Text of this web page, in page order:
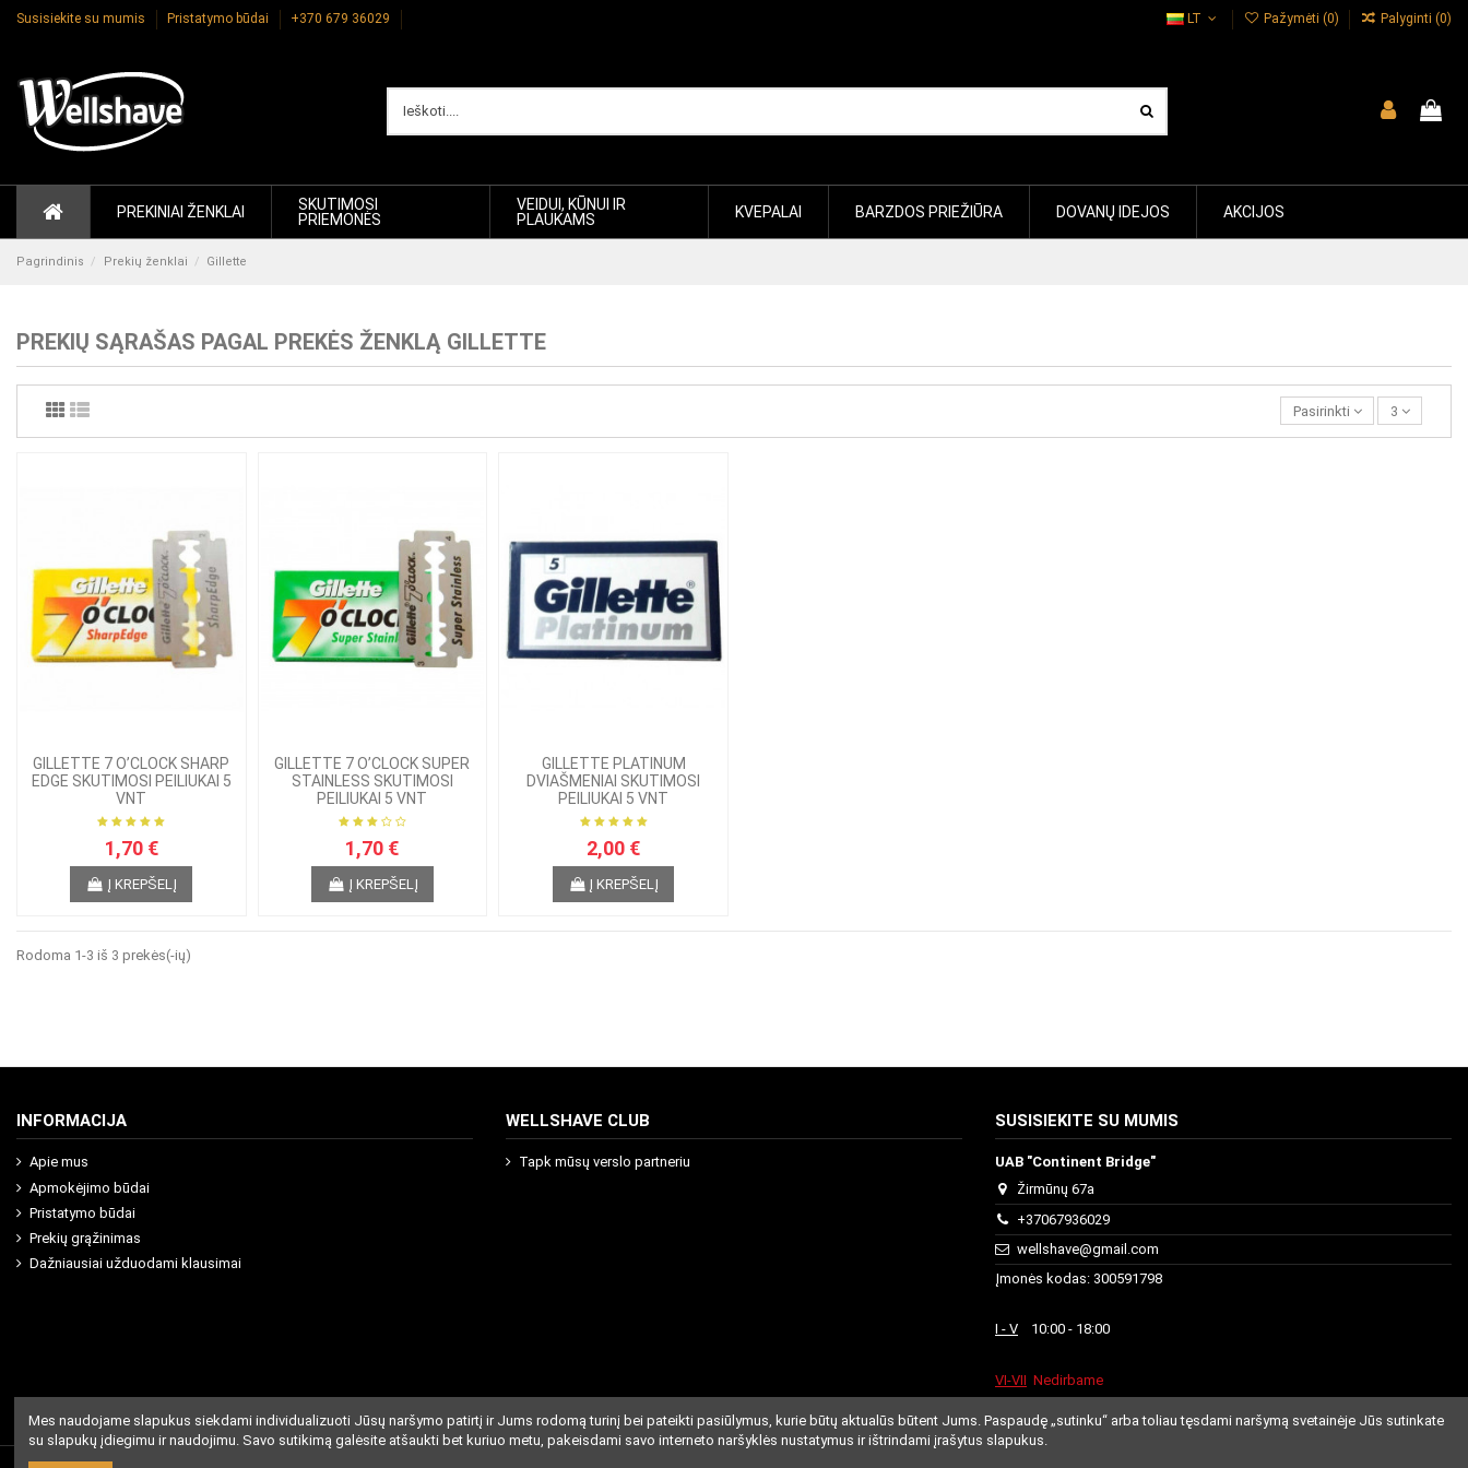
Susisiekite su mumis Pristatymo būdai +370 679 36029 LT Pažymėti (0) Palyginti (0)
PREKINIAI ŽENKLAI
SKUTIMOSI
PRIEMONĖS
VEIDUI, KŪNUI IR
PLAUKAMS
KVEPALAI BARZDOS PRIEŽIŪRA DOVANŲ IDEJOS AKCIJOS
Pagrindinis Prekių ženklai Gillette
PREKIŲ SĄRAŠAS PAGAL PREKĖS ŽENKLĄ GILLETTE
Pasirinkti 3
GILLETTE 7 O’CLOCK SHARP
EDGE SKUTIMOSI PEILIUKAI 5
VNT
1,70 €
Į KREPŠELĮ
GILLETTE 7 O’CLOCK SUPER
STAINLESS SKUTIMOSI
PEILIUKAI 5 VNT
1,70 €
Į KREPŠELĮ
GILLETTE PLATINUM
DVIAŠMENIAI SKUTIMOSI
PEILIUKAI 5 VNT
2,00 €
Į KREPŠELĮ
Rodoma 1-3 iš 3 prekės(-ių)
INFORMACIJA
Apie mus
Apmokėjimo būdai
Pristatymo būdai
Prekių grąžinimas
Dažniausiai užduodami klausimai
WELLSHAVE CLUB
Tapk mūsų verslo partneriu
SUSISIEKITE SU MUMIS
UAB "Continent Bridge"
Žirmūnų 67a
+37067936029
wellshave@gmail.com
Įmonės kodas: 300591798
I - V 10:00 - 18:00
VI-VII Nedirbame
Mes naudojame slapukus siekdami individualizuoti Jūsų naršymo patirtį ir Jums rodomą turinį bei pateikti pasiūlymus, kurie būtų aktualūs būtent Jums. Paspaudę „sutinku“ arba toliau tęsdami naršymą svetainėje Jūs sutinkate
su slapukų įdiegimu ir naudojimu. Savo sutikimą galėsite atšaukti bet kuriuo metu, pakeisdami savo interneto naršyklės nustatymus ir ištrindami įrašytus slapukus.